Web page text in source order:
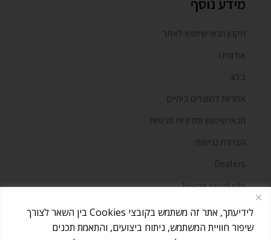
לידיעתך, אתר זה משתמש בקובצי Cookies בין השאר לצורך
שיפור חוויית המשתמש, ניתוח ביצועים, והתאמת תכנים
תקנון תנאי שימוש לאתר
אודותינו
בלוג
אחריות למוצרים ביתיים
תנאי שימוש ומדיניות פרטיות
הצהרת נגישות
Dealers
Home products
מאמרים